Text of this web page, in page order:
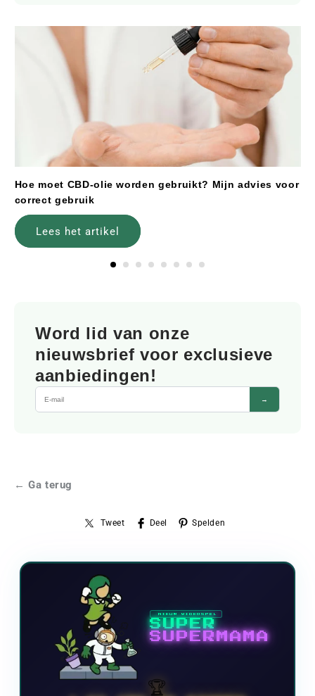
Hoe moet CBD-olie worden gebruikt? Mijn advies voor
correct gebruik
Lees het artikel
Word lid van onze
nieuwsbrief voor exclusieve
aanbiedingen!
→
← Ga terug
Tweet Deel Spelden
NIEUW VIDEOSPEL
SUPER
SUPERMAMA
🏆